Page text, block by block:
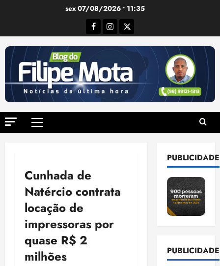
sex 07/08/2026 • 11:35
Facebook
Instagram
Twitter
Menu
Cunhada de
Natércio contrata
locação de
impressoras por
quase R$ 2
milhões
PUBLICIDADE
PUBLICIDADE